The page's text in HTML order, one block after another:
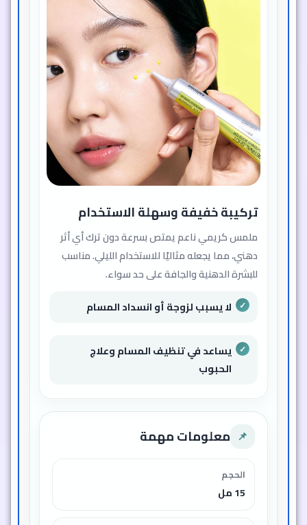
تركيبة خفيفة وسهلة الاستخدام
ملمس كريمي ناعم يمتص بسرعة دون ترك أي أثر
دهني، مما يجعله مثاليًا للاستخدام الليلي. مناسب
للبشرة الدهنية والجافة على حد سواء.
لا يسبب لزوجة أو انسداد المسام
يساعد في تنظيف المسام وعلاج
الحبوب
📌 معلومات مهمة
الحجم
15 مل